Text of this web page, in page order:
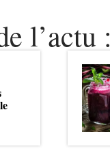
l’actu :